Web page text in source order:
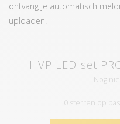
ontvang je automatisch
uploaden.
HVP LED-set
Nog
0 sterren op